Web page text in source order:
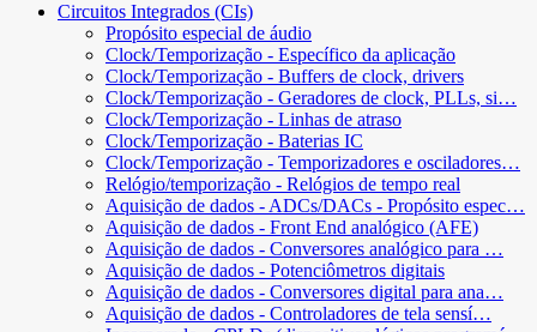
Circuitos Integrados (CIs)
Propósito especial de áudio
Clock/Temporização - Específico da aplicação
Clock/Temporização - Buffers de clock, drivers
Clock/Temporização - Geradores de clock, PLLs, si…
Clock/Temporização - Linhas de atraso
Clock/Temporização - Baterias IC
Clock/Temporização - Temporizadores e osciladores…
Relógio/temporização - Relógios de tempo real
Aquisição de dados - ADCs/DACs - Propósito espec…
Aquisição de dados - Front End analógico (AFE)
Aquisição de dados - Conversores analógico para …
Aquisição de dados - Potenciômetros digitais
Aquisição de dados - Conversores digital para ana…
Aquisição de dados - Controladores de tela sensí…